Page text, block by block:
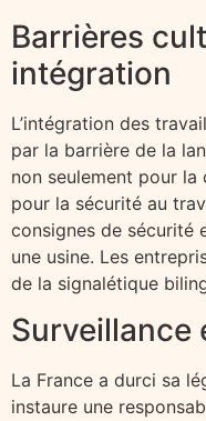
Barrières
intégration
L’intégration des
par la barrière de la
non seulement pour la
pour la sécurité au
consignes de sécurité
une usine. Les
de la signalétique
Surveillance
La France a durci sa
instaure une